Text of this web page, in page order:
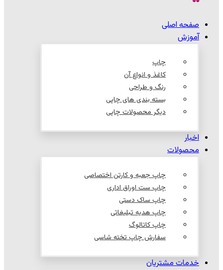
صفحه اصلی
آموزش
چاپ
کاغذ و انواع آن
رنگ و طراحی
بسته بندی های چاپی
دیگر محصولات چاپی
اخبار
محصولات
چاپ جعبه و کارتن اختصاصی
چاپ ست اوراق اداری
چاپ ساک دستی
چاپ هدیه تبلیغاتی
چاپ کاتالوگ
سفارش چاپ تخته شاسی
خدمات مشتریان